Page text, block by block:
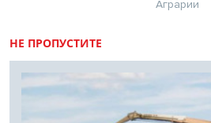
Аграрии
НЕ ПРОПУСТИТЕ